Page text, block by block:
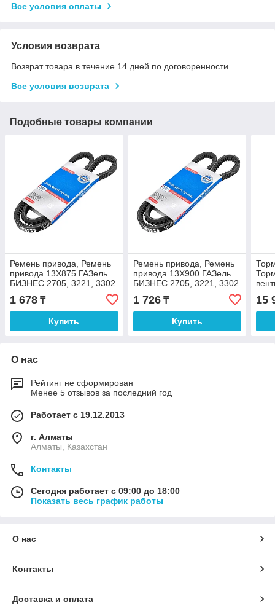
Все условия оплаты
Условия возврата
Возврат товара в течение 14 дней по договоренности
Все условия возврата
Подобные товары компании
Ремень привода, Ремень
привода 13X875 ГАЗель
БИЗНЕС 2705, 3221, 3302
УМЗ-4216 (Евро-3) под
шкив 13 мм ПЕКАР
1 678 ₸
Купить
Ремень привода, Ремень
привода 13X900 ГАЗель
БИЗНЕС 2705, 3221, 3302
УМЗ-4216 (Евро-3) ПЕКАР
1 726₸
Купить
15
О нас
Рейтинг не сформирован
Менее 5 отзывов за последний год
Работает с 19.12.2013
г. Алматы
Алматы, Казахстан
Контакты
Сегодня работает с 09:00 до 18:00
Показать весь график работы
О нас
Контакты
Доставка и оплата